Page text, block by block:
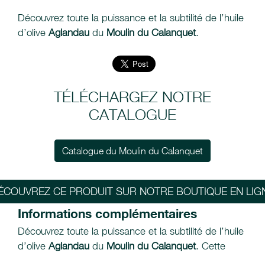
Découvrez toute la puissance et la subtilité de l’huile
d’oliveAglandau du Moulin du Calanquet.
TÉLÉCHARGEZ NOTRE
CATALOGUE
Catalogue du Moulin du Calanquet
CE PRODUIT SUR NOTRE BOUTIQUE EN
Informations complémentaires
Découvrez toute la puissance et la subtilité de l’huile
d’oliveAglandau du Moulin du Calanquet. Cette